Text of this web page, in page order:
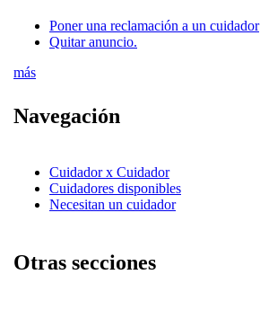
Poner una reclamación a un cuidador
Quitar anuncio.
más
Navegación
Cuidador x Cuidador
Cuidadores disponibles
Necesitan un cuidador
Otras secciones